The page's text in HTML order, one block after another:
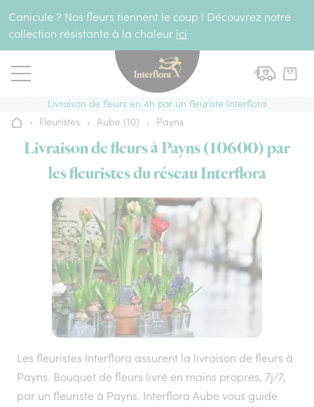
Canicule ? Nos fleurs tiennent le coup ! Découvrez notre
collection résistante à la chaleur ici
Livraison de fleurs en 4h par un fleuriste Interflora
Accueil
› Fleuristes › Aube (10) › Payns
Livraison de fleurs à Payns (10600) par
les fleuristes du réseau Interflora
Les fleuristes Interflora assurent la livraison de fleurs à
Payns. Bouquet de fleurs livré en mains propres, 7j/7,
par un fleuriste à Payns. Interflora Aube vous guide